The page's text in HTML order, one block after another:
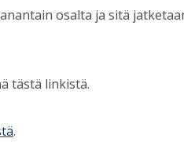
osalta ja sitä
tästä linkistä.
.